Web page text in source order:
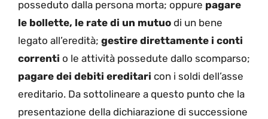
posseduto dalla persona morta; oppure pagare
le bollette, le rate di un mutuo di un bene
legato all’eredità; gestire direttamente i conti
correnti o le attività possedute dallo scomparso;
pagare dei debiti ereditari con i soldi dell’asse
ereditario. Da sottolineare a questo punto che la
presentazione della dichiarazione di successione